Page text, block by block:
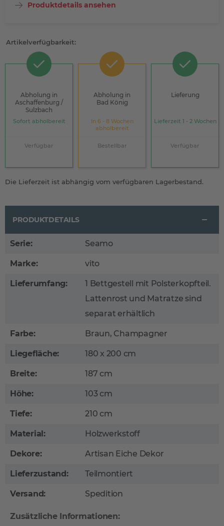
Produktdetails ansehen
Artikelverfügbarkeit:
Abholung in
Aschaffenburg /
Sulzbach
Sofort abholbereit
Verfügbar
Abholung in
Bad König
In 6 - 8 Wochen
abholbereit
Bestellbar
Lieferung
Lieferzeit 1 - 2 Wochen
Verfügbar
Die Lieferzeit ist abhängig vom verfügbaren Lagerbestand.
PRODUKTDETAILS
Serie: Seamo
Marke: vito
Lieferumfang:
1 Bettgestell mit Polsterkopfteil.
Lattenrost und Matratze sind
separat erhältlich
Farbe: Braun, Champagner
Liegefläche: 180 x 200 cm
Breite: 187 cm
Höhe: 103 cm
Tiefe: 210 cm
Material: Holzwerkstoff
Dekore: Artisan Eiche Dekor
Lieferzustand: Teilmontiert
Versand: Spedition
Zusätzliche Informationen: